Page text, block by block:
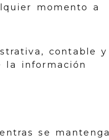
momento a
contable y
la información
se mantenga